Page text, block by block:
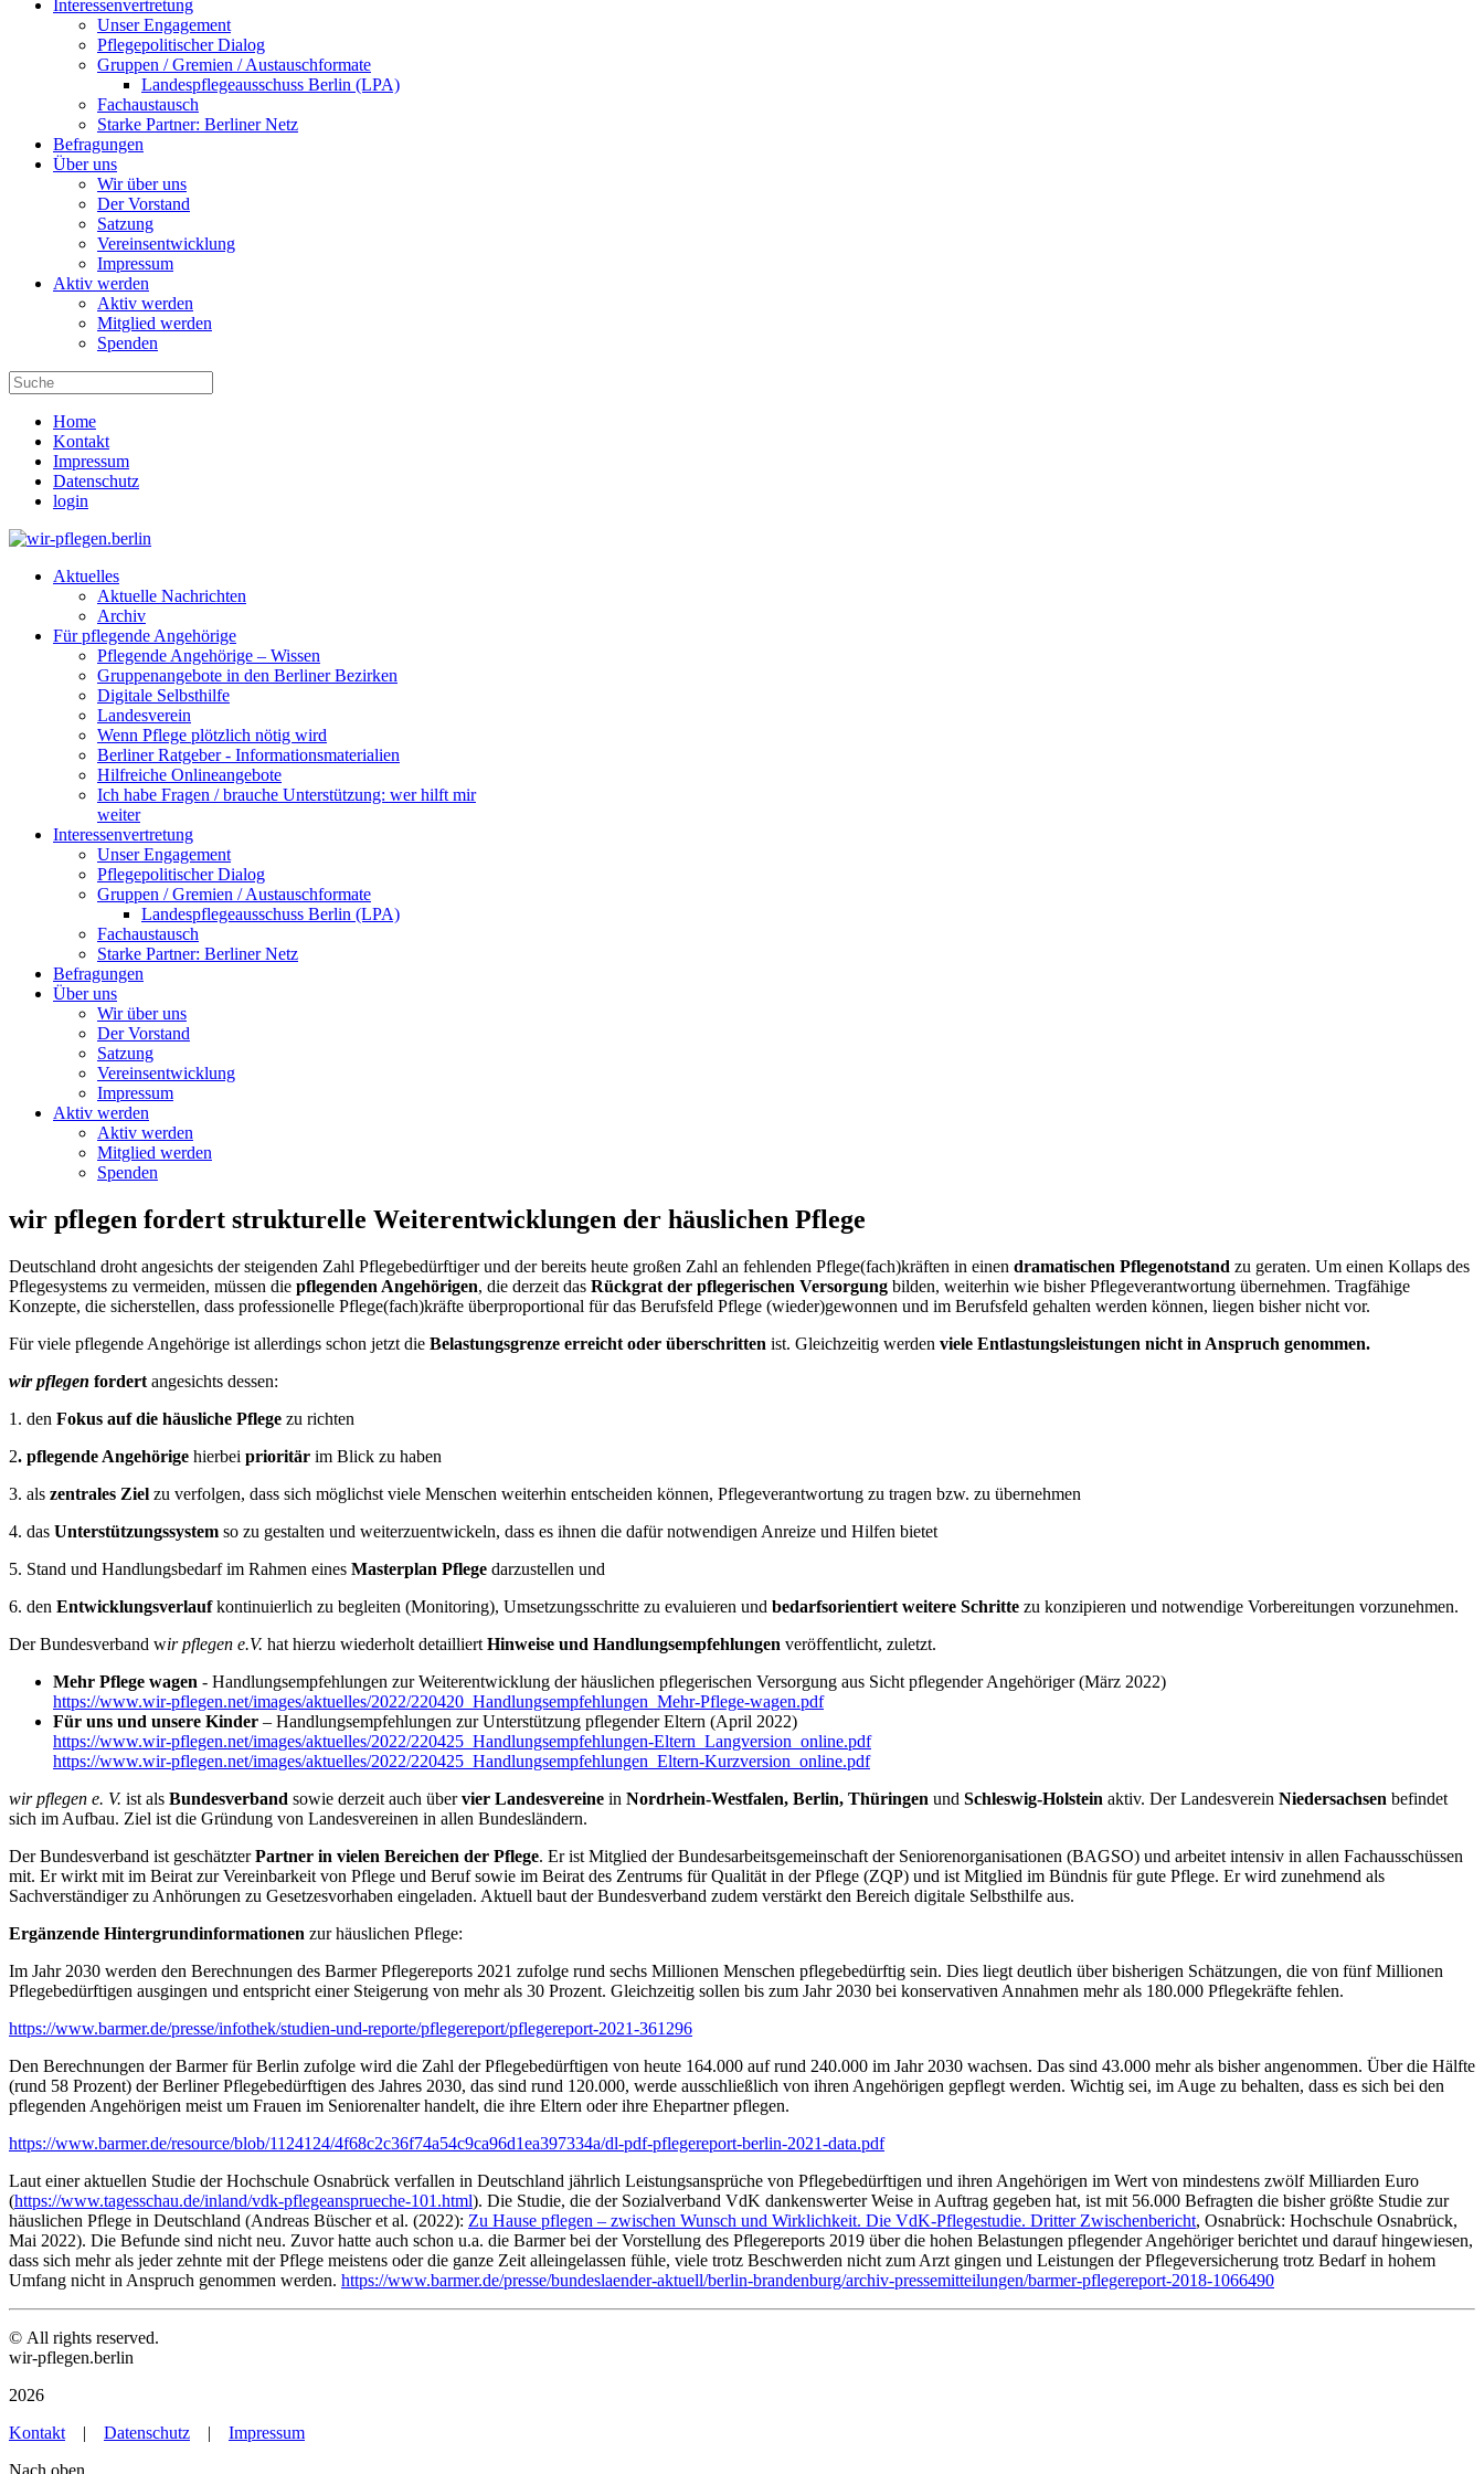
Interessenvertretung
Unser Engagement
Pflegepolitischer Dialog
Gruppen / Gremien / Austauschformate
Landespflegeausschuss Berlin (LPA)
Fachaustausch
Starke Partner: Berliner Netz
Befragungen
Über uns
Wir über uns
Der Vorstand
Satzung
Vereinsentwicklung
Impressum
Aktiv werden
Aktiv werden
Mitglied werden
Spenden
Home
Kontakt
Impressum
Datenschutz
login
Aktuelles
Aktuelle Nachrichten
Archiv
Für pflegende Angehörige
Pflegende Angehörige – Wissen
Gruppenangebote in den Berliner Bezirken
Digitale Selbsthilfe
Landesverein
Wenn Pflege plötzlich nötig wird
Berliner Ratgeber - Informationsmaterialien
Hilfreiche Onlineangebote
Ich habe Fragen / brauche Unterstützung: wer hilft mir
weiter
Interessenvertretung
Unser Engagement
Pflegepolitischer Dialog
Gruppen / Gremien / Austauschformate
Landespflegeausschuss Berlin (LPA)
Fachaustausch
Starke Partner: Berliner Netz
Befragungen
Über uns
Wir über uns
Der Vorstand
Satzung
Vereinsentwicklung
Impressum
Aktiv werden
Aktiv werden
Mitglied werden
Spenden
wir pflegen fordert strukturelle Weiterentwicklungen der häuslichen Pflege
Deutschland droht angesichts der steigenden Zahl Pflegebedürftiger und der bereits heute großen Zahl an fehlenden Pflege(fach)kräften in einen dramatischen Pflegenotstand zu geraten. Um einen Kollaps des
Pflegesystems zu vermeiden, müssen die pflegenden Angehörigen, die derzeit das Rückgrat der pflegerischen Versorgung bilden, weiterhin wie bisher Pflegeverantwortung übernehmen. Tragfähige
Konzepte, die sicherstellen, dass professionelle Pflege(fach)kräfte überproportional für das Berufsfeld Pflege (wieder)gewonnen und im Berufsfeld gehalten werden können, liegen bisher nicht vor.
Für viele pflegende Angehörige ist allerdings schon jetzt die Belastungsgrenze erreicht oder überschritten ist. Gleichzeitig werden viele Entlastungsleistungen nicht in Anspruch genommen.
wir pflegen fordert angesichts dessen:
1. den Fokus auf die häusliche Pflege zu richten
2. pflegende Angehörige hierbei prioritär im Blick zu haben
3. als zentrales Ziel zu verfolgen, dass sich möglichst viele Menschen weiterhin entscheiden können, Pflegeverantwortung zu tragen bzw. zu übernehmen
4. das Unterstützungssystem so zu gestalten und weiterzuentwickeln, dass es ihnen die dafür notwendigen Anreize und Hilfen bietet
5. Stand und Handlungsbedarf im Rahmen eines Masterplan Pflege darzustellen und
6. den Entwicklungsverlaufkontinuierlich zu begleiten (Monitoring), Umsetzungsschritte zu evaluieren und bedarfsorientiert weitere Schritte zu konzipieren und notwendige Vorbereitungen vorzunehmen.
Der Bundesverband wir pflegen e.V. hat hierzu wiederholt detailliert Hinweise und Handlungsempfehlungen veröffentlicht, zuletzt.
Mehr Pflege wagen - Handlungsempfehlungen zur Weiterentwicklung der häuslichen pflegerischen Versorgung aus Sicht pflegender Angehöriger (März 2022)
https://www.wir-pflegen.net/images/aktuelles/2022/220420_Handlungsempfehlungen_Mehr-Pflege-wagen.pdf
Für uns und unsere Kinder – Handlungsempfehlungen zur Unterstützung pflegender Eltern (April 2022)
https://www.wir-pflegen.net/images/aktuelles/2022/220425_Handlungsempfehlungen-Eltern_Langversion_online.pdf
https://www.wir-pflegen.net/images/aktuelles/2022/220425_Handlungsempfehlungen_Eltern-Kurzversion_online.pdf
wir pflegen e. V. ist als Bundesverband sowie derzeit auch übervier Landesvereine in Nordrhein-Westfalen, Berlin, Thüringen und Schleswig-Holstein aktiv. Der Landesverein Niedersachsen befindet
sich im Aufbau. Ziel ist die Gründung von Landesvereinen in allen Bundesländern.
Der Bundesverband ist geschätzterPartner in vielen Bereichen der Pflege. Er ist Mitglied der Bundesarbeitsgemeinschaft der Seniorenorganisationen (BAGSO) und arbeitet intensiv in allen Fachausschüssen
mit. Er wirkt mit im Beirat zur Vereinbarkeit von Pflege und Beruf sowie im Beirat des Zentrums für Qualität in der Pflege (ZQP) und ist Mitglied im Bündnis für gute Pflege. Er wird zunehmend als
Sachverständiger zu Anhörungen zu Gesetzesvorhaben eingeladen. Aktuell baut der Bundesverband zudem verstärkt den Bereich digitale Selbsthilfe aus.
Ergänzende Hintergrundinformationen zur häuslichen Pflege:
Im Jahr 2030 werden den Berechnungen des Barmer Pflegereports 2021 zufolge rund sechs Millionen Menschen pflegebedürftig sein. Dies liegt deutlich über bisherigen Schätzungen, die von fünf Millionen
Pflegebedürftigen ausgingen und entspricht einer Steigerung von mehr als 30 Prozent. Gleichzeitig sollen bis zum Jahr 2030 bei konservativen Annahmen mehr als 180.000 Pflegekräfte fehlen.
https://www.barmer.de/presse/infothek/studien-und-reporte/pflegereport/pflegereport-2021-361296
Den Berechnungen der Barmer für Berlin zufolge wird die Zahl der Pflegebedürftigen von heute 164.000 auf rund 240.000 im Jahr 2030 wachsen. Das sind 43.000 mehr als bisher angenommen. Über die Hälfte
(rund 58 Prozent) der Berliner Pflegebedürftigen des Jahres 2030, das sind rund 120.000, werde ausschließlich von ihren Angehörigen gepflegt werden. Wichtig sei, im Auge zu behalten, dass es sich bei den
pflegenden Angehörigen meist um Frauen im Seniorenalter handelt, die ihre Eltern oder ihre Ehepartner pflegen.
https://www.barmer.de/resource/blob/1124124/4f68c2c36f74a54c9ca96d1ea397334a/dl-pdf-pflegereport-berlin-2021-data.pdf
Laut einer aktuellen Studie der Hochschule Osnabrück verfallen in Deutschland jährlich Leistungsansprüche von Pflegebedürftigen und ihren Angehörigen im Wert von mindestens zwölf Milliarden Euro
(https://www.tagesschau.de/inland/vdk-pflegeansprueche-101.html). Die Studie, die der Sozialverband VdK dankenswerter Weise in Auftrag gegeben hat, ist mit 56.000 Befragten die bisher größte Studie zur
häuslichen Pflege in Deutschland (Andreas Büscher et al. (2022): Zu Hause pflegen – zwischen Wunsch und Wirklichkeit. Die VdK-Pflegestudie. Dritter Zwischenbericht, Osnabrück: Hochschule Osnabrück,
Mai 2022). Die Befunde sind nicht neu. Zuvor hatte auch schon u.a. die Barmer bei der Vorstellung des Pflegereports 2019 über die hohen Belastungen pflegender Angehöriger berichtet und darauf hingewiesen,
dass sich mehr als jeder zehnte mit der Pflege meistens oder die ganze Zeit alleingelassen fühle, viele trotz Beschwerden nicht zum Arzt gingen und Leistungen der Pflegeversicherung trotz Bedarf in hohem
Umfang nicht in Anspruch genommen werden. https://www.barmer.de/presse/bundeslaender-aktuell/berlin-brandenburg/archiv-pressemitteilungen/barmer-pflegereport-2018-1066490
© All rights reserved.
wir-pflegen.berlin
2026
Kontakt | Datenschutz | Impressum
Nach oben